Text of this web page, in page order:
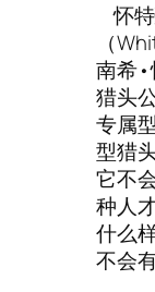
怀
（
南希•
猎头
专属
型猎
它不
种人
什么
不会